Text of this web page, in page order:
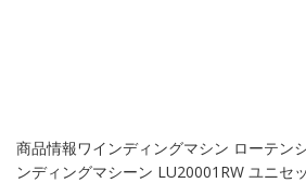
商品情報ワインディングマシン ローテン
ンディングマシーン LU20001RW ユニセ